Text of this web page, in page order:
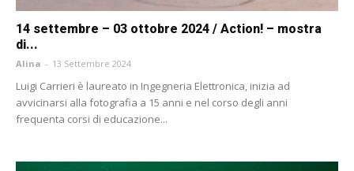
14 settembre – 03 ottobre 2024 / Action! – mostra
di...
Alina - 13 Settembre 2024
Luigi Carrieri è laureato in Ingegneria Elettronica, inizia ad
avvicinarsi alla fotografia a 15 anni e nel corso degli anni
frequenta corsi di educazione...